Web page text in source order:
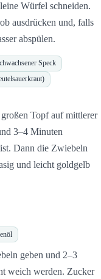
Würfel schneiden.
ausdrücken und, falls
abspülen.
Speck
Topf auf mittlerer
3–4 Minuten
Dann die Zwiebeln
und leicht goldgelb
geben und 2–3
weich werden. Zucker